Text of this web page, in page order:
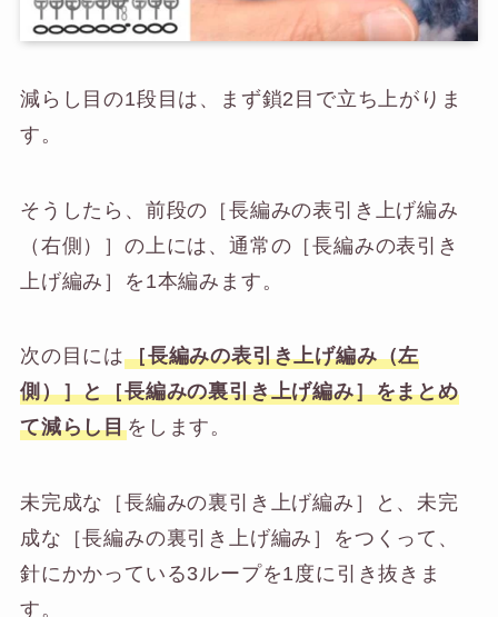
減らし目の1段目は、まず鎖2目で立ち上がりま
す。
そうしたら、前段の［長編みの表引き上げ編み
（右側）］の上には、通常の［長編みの表引き
上げ編み］を1本編みます。
次の目には［長編みの表引き上げ編み（左
側）］と［長編みの裏引き上げ編み］をまとめ
て減らし目をします。
未完成な［長編みの裏引き上げ編み］と、未完
成な［長編みの裏引き上げ編み］をつくって、
針にかかっている3ループを1度に引き抜きま
す。